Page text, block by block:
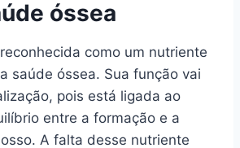
óssea
como um nutriente
saúde óssea. Sua função vai
pois está ligada ao
entre a formação e a
A falta desse nutriente